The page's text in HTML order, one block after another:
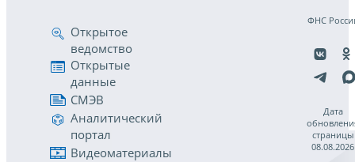
Открытое
ведомство
Открытые
данные
СМЭВ
Аналитический
портал
Видеоматериалы
ФНС
Дата
страницы
08.08.2026